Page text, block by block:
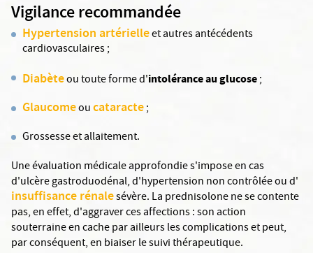
Vigilance recommandée
Hypertension artérielleet autres antécédents
cardiovasculaires ;
Diabèteou toute forme d'intolérance au glucose;
Glaucomeoucataracte;
Grossesse et allaitement.
Une évaluation médicale approfondie s'impose en cas
d'ulcère gastroduodénal, d'hypertension non contrôlée ou d'
insuffisance rénalesévère. La prednisolone ne se contente
pas, en effet, d'aggraver ces affections : son action
souterraine en cache par ailleurs les complications et peut,
par conséquent, en biaiser le suivi thérapeutique.